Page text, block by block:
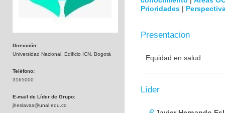
Dirección:
Universidad Nacional, Edificio ICN, Bogotá
Teléfono:
3165000
E-mail de Líder de Grupo:
jheslavas@unal.edu.co
Prioridades |
Presentacion
Equidad en salud
Líder